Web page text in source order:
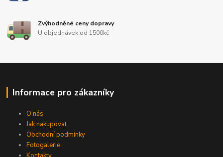
Zvýhodněné ceny dopravy
U objednávek od 1500kč
Informace pro zákazníky
O nás
Jak nakupovat
Obchodní podmínky
Fotogalerie